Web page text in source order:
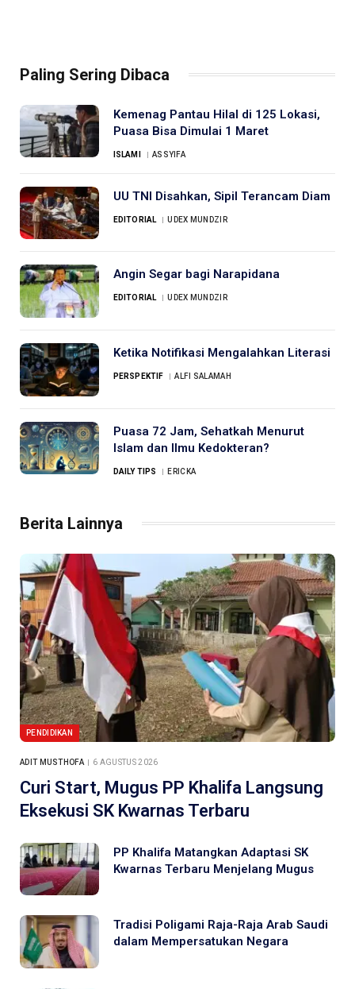
Paling Sering Dibaca
Kemenag Pantau Hilal di 125 Lokasi,
Puasa Bisa Dimulai 1 Maret
ISLAMI ASSYIFA
UU TNI Disahkan, Sipil Terancam Diam
EDITORIAL UDEX MUNDZIR
Angin Segar bagi Narapidana
EDITORIAL UDEX MUNDZIR
Ketika Notifikasi Mengalahkan Literasi
PERSPEKTIF ALFI SALAMAH
Puasa 72 Jam, Sehatkah Menurut
Islam dan Ilmu Kedokteran?
DAILY TIPS ERICKA
Berita Lainnya
PENDIDIKAN
ADIT MUSTHOFA 6 AGUSTUS 2026
Curi Start, Mugus PP Khalifa Langsung
Eksekusi SK Kwarnas Terbaru
PP Khalifa Matangkan Adaptasi SK
Kwarnas Terbaru Menjelang Mugus
Tradisi Poligami Raja-Raja Arab Saudi
dalam Mempersatukan Negara